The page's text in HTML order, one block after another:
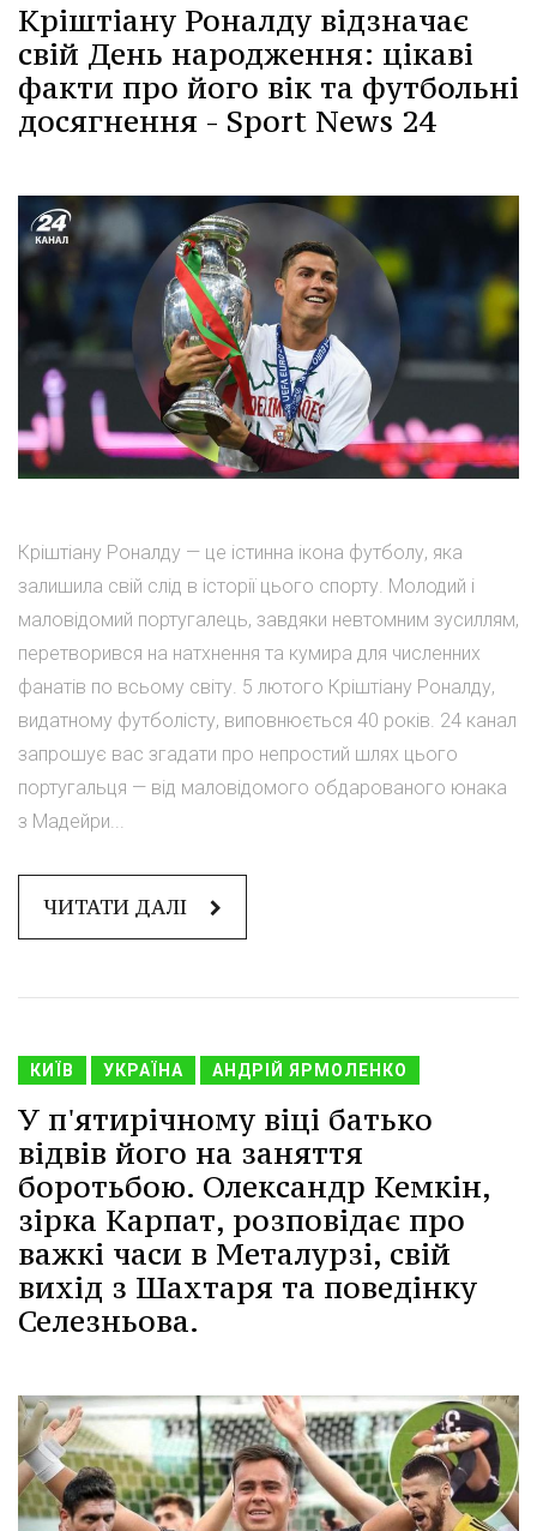
Кріштіану Роналду відзначає
свій День народження: цікаві
факти про його вік та футбольні
досягнення - Sport News 24
Кріштіану Роналду — це істинна ікона футболу, яка
залишила свій слід в історії цього спорту. Молодий і
маловідомий португалець, завдяки невтомним зусиллям,
перетворився на натхнення та кумира для численних
фанатів по всьому світу. 5 лютого Кріштіану Роналду,
видатному футболісту, виповнюється 40 років. 24 канал
запрошує вас згадати про непростий шлях цього
португальця — від маловідомого обдарованого юнака
з Мадейри...
ЧИТАТИ ДАЛІ
КИЇВ УКРАЇНА АНДРІЙ ЯРМОЛЕНКО
У п'ятирічному віці батько
відвів його на заняття
боротьбою. Олександр Кемкін,
зірка Карпат, розповідає про
важкі часи в Металурзі, свій
вихід з Шахтаря та поведінку
Селезньова.